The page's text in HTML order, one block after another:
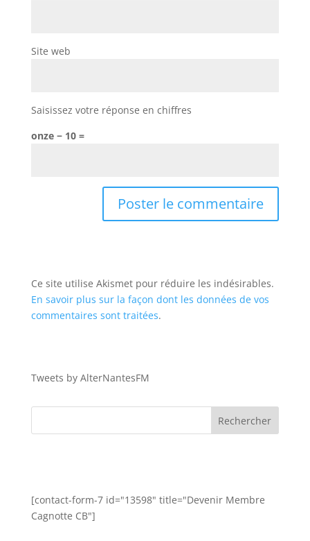
Site web
Saisissez votre réponse en chiffres
onze − 10 =
Ce site utilise Akismet pour réduire les indésirables.
En savoir plus sur la façon dont les données de vos
commentaires sont traitées.
Tweets by AlterNantesFM
[contact-form-7 id="13598" title="Devenir Membre
Cagnotte CB"]